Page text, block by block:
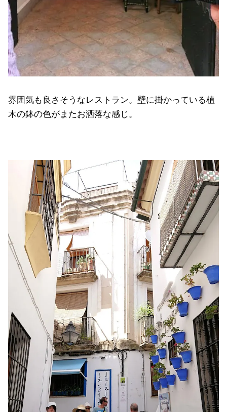
雰囲気も良さそうなレストラン。壁に掛かっている植
木の鉢の色がまたお洒落な感じ。